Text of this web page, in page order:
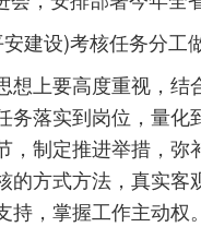
设)考核任务分工做
上要高度重视，结
务落实到岗位，量
，制定推进举措，
方式方法，真实客
持，掌握工作主动权